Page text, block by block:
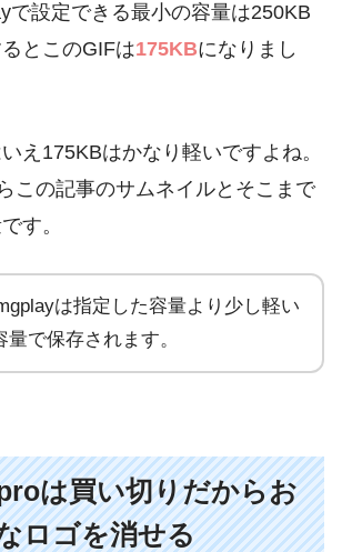
で設定できる最小の容量は250KB
とこのGIFは175KBになりまし
え175KBはかなり軽いですよね。
この記事のサムネイルとそこまで
す。
は指定した容量より少し軽い
量で保存されます。
は買い切りだからお
ロゴを消せる